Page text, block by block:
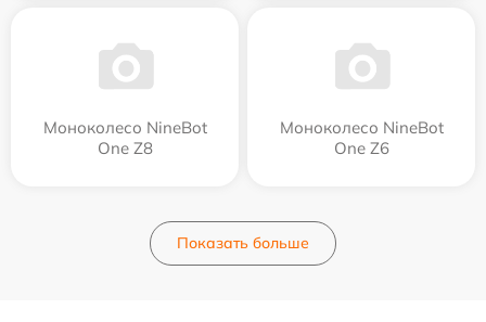
Моноколесо NineBot
One Z8
Моноколесо NineBot
One Z6
Показать больше